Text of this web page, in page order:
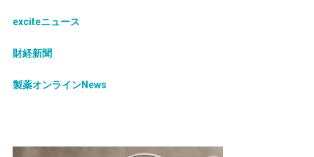
exciteニュース
財経新聞
製薬オンラインNews